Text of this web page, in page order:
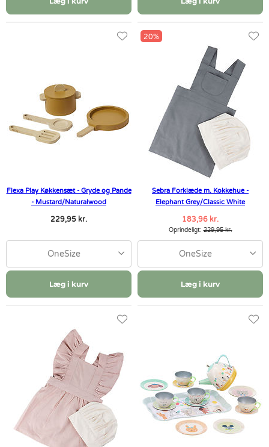
Flexa Play Køkkensæt - Gryde og Pande
- Mustard/Naturalwood
229,95 kr.
OneSize
Læg i kurv
20%
Sebra Forklæde m. Kokkehue -
Elephant Grey/Classic White
183,96 kr.
Oprindeligt:229,95 kr.
OneSize
Læg i kurv